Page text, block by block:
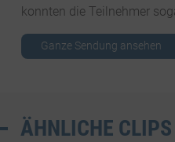
konnten die Teilnehmer
Ganze Sendung ansehen
ÄHNLICHE CLIPS